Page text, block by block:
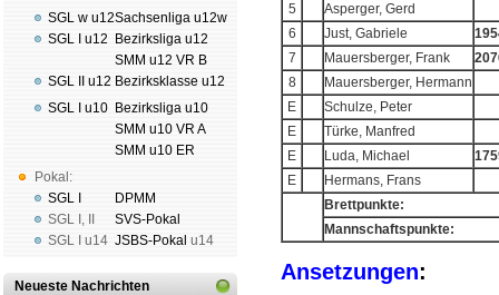
SGL w u12
SGL I u12
SGL II u12
SGL I u10
Pokal:
SGL I
SGL I ,
SGL I
u14
Sachsenliga u12w
Bezirksliga u12
SMM u12 VR B
Bezirksklasse u12
Bezirksliga u10
SMM u10 VR A
SMM u10 ER
DPMM
SVS-Pokal
JSBS-Pokal u14
Neueste Nachrichten
5
Asperger, Gerd
6
Just, Gabriele
7
Mauersberger, Frank
8
Mauersberger, Hermann
E
Schulze, Peter
E
Türke, Manfred
E
Luda, Michael
E
Hermans, Frans
Brettpunkte:
Mannschaftspunkte:
Ansetzungen: